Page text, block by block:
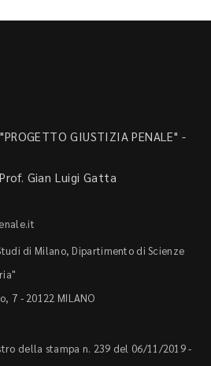
GIUSTIZIA PENALE" -
Gian Luigi Gatta
di Milano, Dipartimento di Scienze
7 - 20122 MILANO
della stampa n. 239 del 06/11/2019 -